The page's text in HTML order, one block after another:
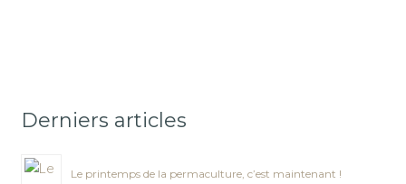
Derniers articles
Le printemps de la permaculture, c’est maintenant !